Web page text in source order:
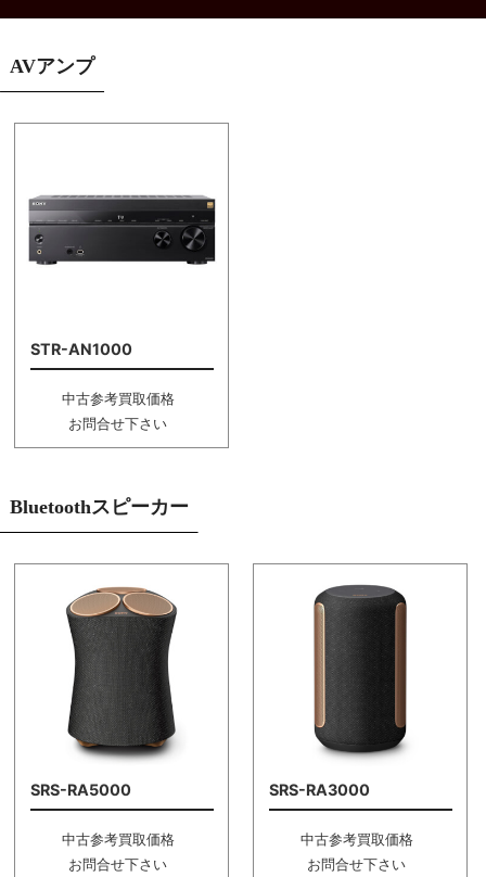
AVアンプ
STR-AN1000
中古参考買取価格
お問合せ下さい
Bluetoothスピーカー
SRS-RA5000
中古参考買取価格
お問合せ下さい
SRS-RA3000
中古参考買取価格
お問合せ下さい